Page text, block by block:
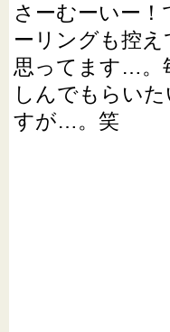
さーむーいー
ーリングも控
思ってます…。
しんでもらい
すが…。笑